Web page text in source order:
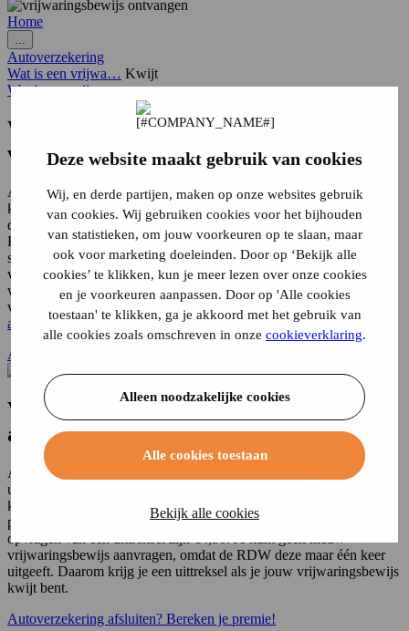
Deze website maakt gebruik van cookies
Wij, en derde partijen, maken op onze websites gebruik
van cookies. Wij gebruiken cookies voor het bijhouden
van statistieken, om jouw voorkeuren op te slaan, maar
ook voor marketing doeleinden. Door op ‘Bekijk alle
cookies’ te klikken, kun je meer lezen over onze cookies
en je voorkeuren aanpassen. Door op 'Alle cookies
toestaan' te klikken, ga je akkoord met het gebruik van
alle cookies zoals omschreven in onze cookieverklaring.
Alleen noodzakelijke cookies
Alle cookies toestaan
Bekijk alle cookies
Home
...
Autoverzekering
Wat is een vrijwa… Kwijt
Wat is een vrijwa…
Wat te doen als je jouw RDW
vrijwaringsbewijs kwijt bent?
Als je jouw auto verkoopt, krijg je bij het overschrijven van het
kenteken altijd een
vrijwaringsbewijs
. Het vrijwaringsbewijs is een
document dat laat zien dat de auto van eigenaar is gewisseld.
Hiermee kun je aantonen dat het kenteken niet meer op jouw naam
staat en dat je dus niet meer aansprakelijk bent voor de
verplichtingen van een kentekenhouder, zoals de APK,
wegenbelasting en eenautoverzekering. Ben je het
vrijwaringsbewijs kwijt? Dan kun je bij de RDW een uittreksel
aanvragen. Op Alpina.nl lees je hoe dit precies werkt.
Auto verzekering afsluiten? Bereken jouw premie!
Vrijwaringsbewijs kwijt: nieuwe
aanvragen via de RDW
Als je het vrijwaringsbewijs kwijt bent, kun je via de
een
uittreksel aanvragen van jouw persoonlijke gegevens in het RDW-
kentekenregister. Dit uittreksel bestaat uit alle geregistreerde
persoon- en voertuiggegevens tot 9 jaar terug. De kosten voor het
opvragen van een uittreksel zijn €4,50. Je kunt geen nieuw
vrijwaringsbewijs aanvragen, omdat de RDW deze maar één keer
uitgeeft. Daarom krijg je een uittreksel als je jouw vrijwaringsbewijs
kwijt bent.
Autoverzekering afsluiten? Bereken je premie!